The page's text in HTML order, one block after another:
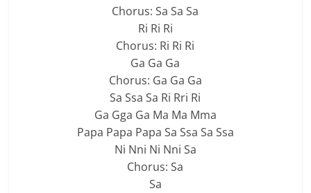
Chorus: Sa Sa Sa
Ri Ri Ri
Chorus: Ri Ri Ri
Ga Ga Ga
Chorus: Ga Ga Ga
Sa Ssa Sa Ri Rri Ri
Ga Gga Ga Ma Ma Mma
Papa Papa Papa Sa Ssa Sa Ssa
Ni Nni Ni Nni Sa
Chorus: Sa
Sa